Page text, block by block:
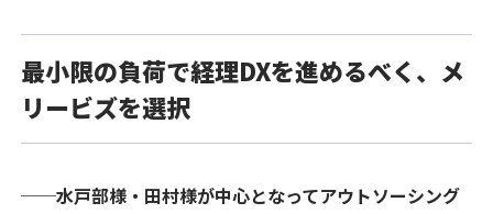
最小限の負荷で経理DXを進めるべく、メ
リービズを選択
──水戸部様・田村様が中心となってアウトソーシング